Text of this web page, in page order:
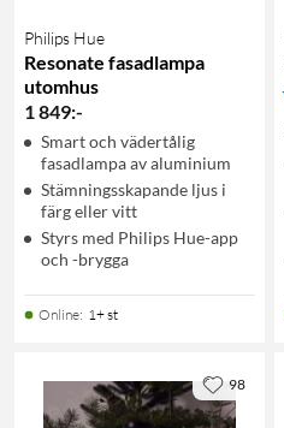
Philips Hue
Resonate fasadlampa
utomhus
1 849:-
Smart och vädertålig
fasadlampa av aluminium
Stämningsskapande ljus i
färg eller vitt
Styrs med Philips Hue-app
och -brygga
Online: 1+ st
98